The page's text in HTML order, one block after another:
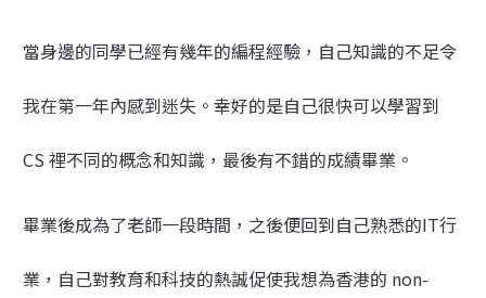
當身邊的同學已經有幾年的編程經驗，自己知識的不足令
我在第一年內感到迷失。幸好的是自己很快可以學習到
CS 裡不同的概念和知識，最後有不錯的成績畢業。
畢業後成為了老師一段時間，之後便回到自己熟悉的IT行
業，自己對教育和科技的熱誠促使我想為香港的 non-